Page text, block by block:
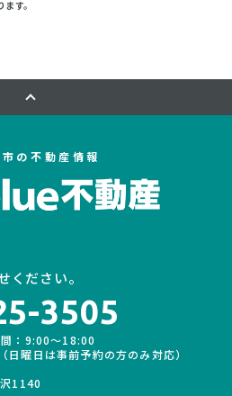
す。
の不動産情報
ください。
3505
間：9:00〜18:00
日曜日は事前予約の方のみ対応）
1140